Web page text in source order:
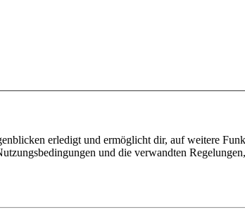
erledigt und ermöglicht dir, auf weitere
und die verwandten